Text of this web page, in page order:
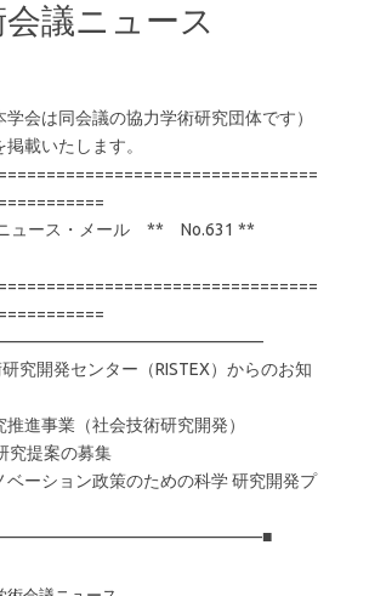
会議ニュース
学会は同会議の協力学術研究団体です）
載いたします。
ュース・メール ** No.631 **
究開発センター（RISTEX）からのお知
進事業（社会技術研究開発）
提案の募集
ーション政策のための科学 研究開発プ